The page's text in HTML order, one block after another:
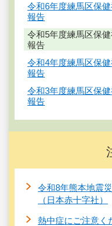
令和6年度練馬区保
報告
令和5年度練馬区保
報告
令和4年度練馬区保
報告
令和3年度練馬区保
報告
令和8年熊本地震
（日本赤十字社）
熱中症にご注意く